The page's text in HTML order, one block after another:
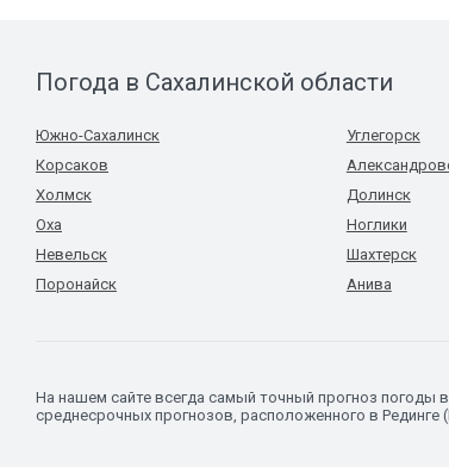
Погода в Сахалинской области
Южно-Сахалинск
Корсаков
Холмск
Оха
Невельск
Поронайск
Углегорск
Долинск
Ноглики
Шахтерск
Анива
На нашем сайте всегда самый точный прогноз погоды
среднесрочных прогнозов, расположенного в